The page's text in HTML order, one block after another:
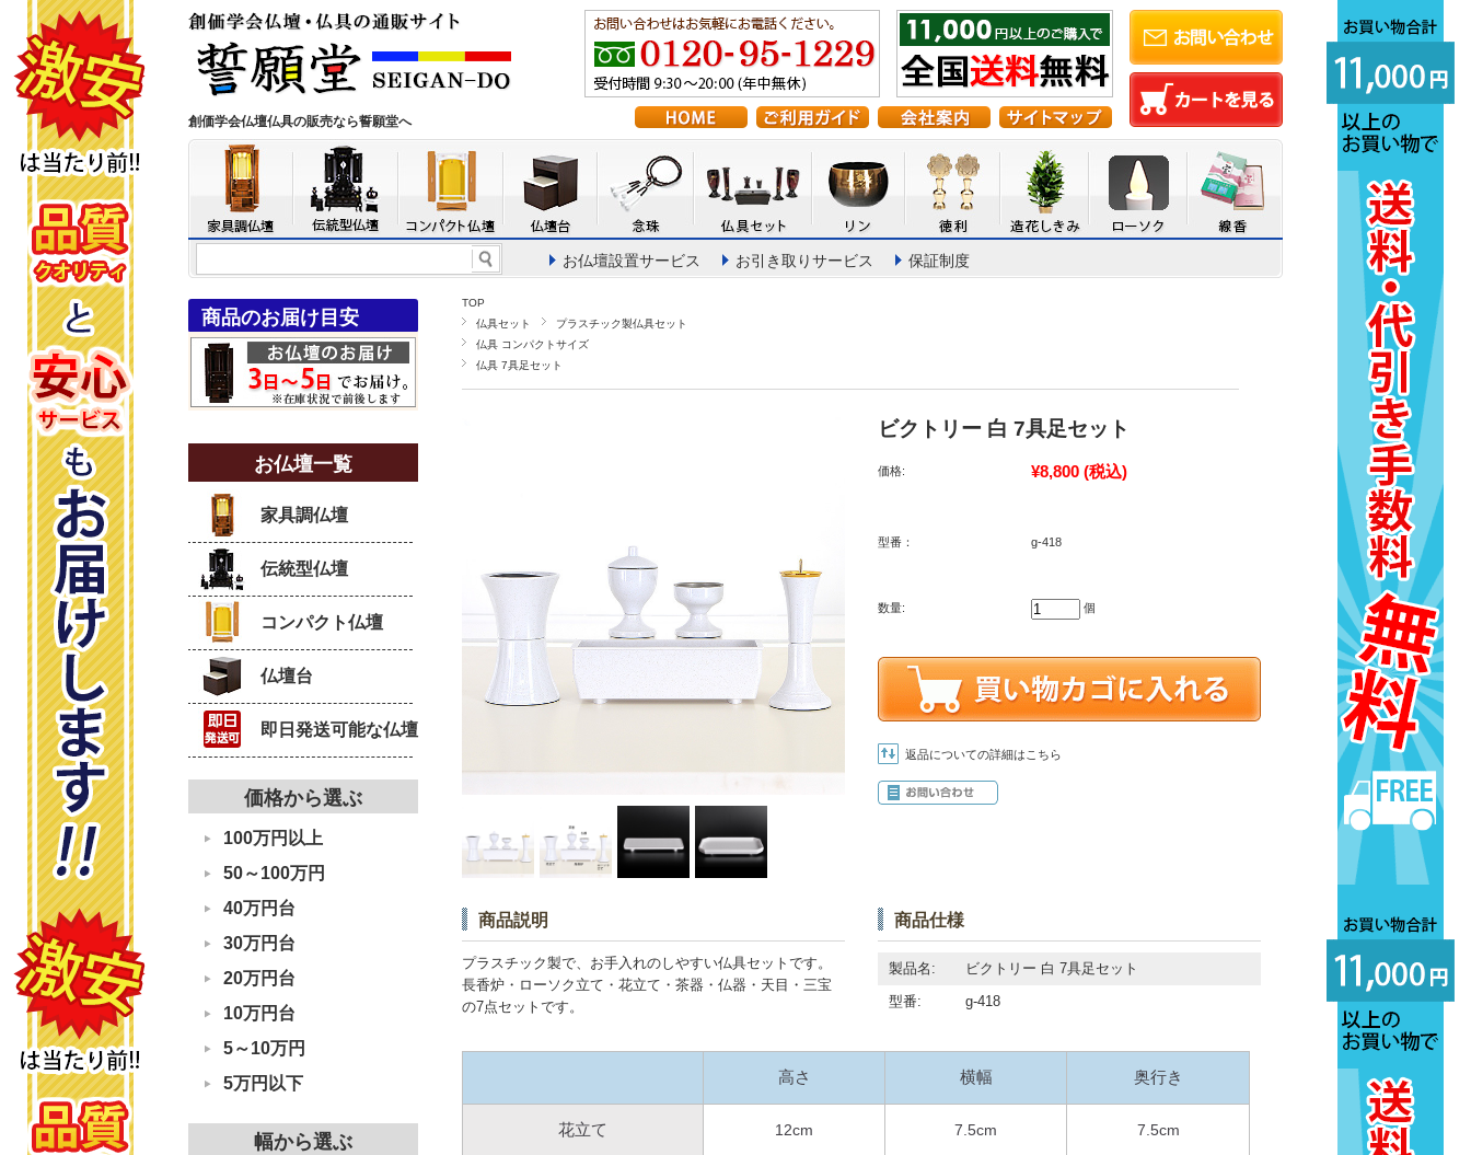
創価学会仏壇仏具の販売なら誓願堂へ
TOP
仏具セット
プラスチック製仏具セット
仏具 コンパクトサイズ
仏具 7具足セット
ビクトリー 白 7具足セット
価格: ¥8,800 (税込)
型番： g-418
数量: 個
返品についての詳細はこちら
商品説明
プラスチック製で、お手入れのしやすい仏具セットです。
長香炉・ローソク立て・花立て・茶器・仏器・天目・三宝
の7点セットです。
商品仕様
製品名:
ビクトリー 白 7具足セット
型番:
g-418
高さ 横幅 奥行き
花立て 12cm 7.5cm 7.5cm
お仏壇設置サービス お引き取りサービス 保証制度
商品のお届け目安
お仏壇一覧
家具調仏壇
伝統型仏壇
コンパクト仏壇
仏壇台
即日発送可能な仏壇
価格から選ぶ
100万円以上
50～100万円
40万円台
30万円台
20万円台
10万円台
5～10万円
5万円以下
幅から選ぶ